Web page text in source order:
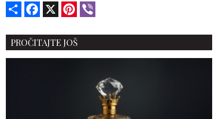
Share Facebook Pinterest
PROČITAJTE JOŠ